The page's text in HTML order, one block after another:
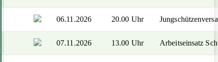
06.11.2026 20.00 Uhr
07.11.2026 13.00 Uhr Arbeitseinsatz